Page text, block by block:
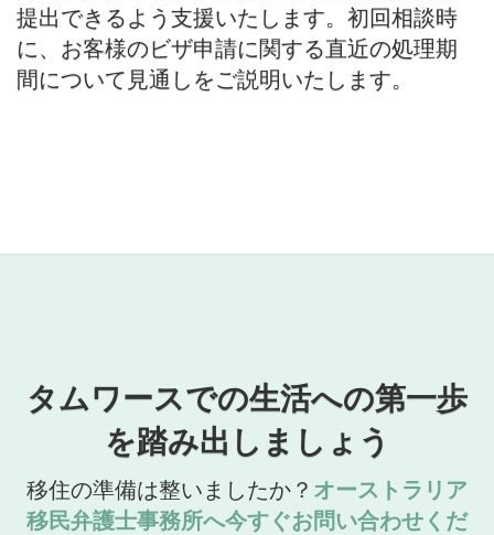
提出できるよう支援いたします。初回相談時
に、お客様のビザ申請に関する直近の処理期
間について見通しをご説明いたします。
タムワースでの生活への第一歩
を踏み出しましょう
移住の準備は整いましたか？ オーストラリア
移民弁護士事務所へ今すぐお問い合わせくだ